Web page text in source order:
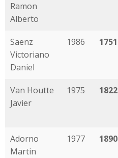
Ramon
Alberto
Saenz
Victoriano
Daniel
1986 1751
Van Houtte
Javier
1975 1822
Adorno
Martin
1977 1890